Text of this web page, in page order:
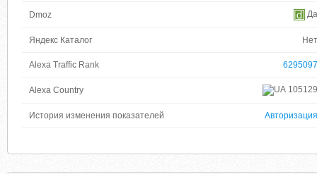
Dmoz Да
Яндекс Каталог Нет
Alexa Traffic Rank 6295097
Alexa Country 105129
История изменения показателей Авторизация